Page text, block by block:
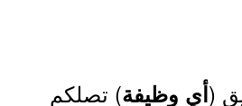
(أي وظيفة) تصلكم